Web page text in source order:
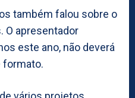
também falou sobre o
O apresentador
este ano, não deverá
formato.